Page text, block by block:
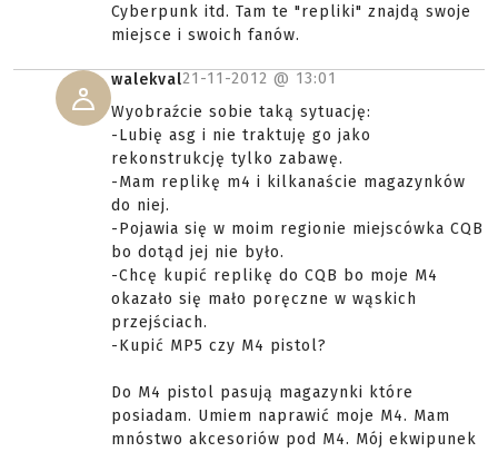
Cyberpunk itd. Tam te "repliki" znajdą swoje
miejsce i swoich fanów.
walekval21-11-2012 @ 13:01
Wyobraźcie sobie taką sytuację:
-Lubię asg i nie traktuję go jako
rekonstrukcję tylko zabawę.
-Mam replikę m4 i kilkanaście magazynków
do niej.
-Pojawia się w moim regionie miejscówka CQB
bo dotąd jej nie było.
-Chcę kupić replikę do CQB bo moje M4
okazało się mało poręczne w wąskich
przejściach.
-Kupić MP5 czy M4 pistol?
Do M4 pistol pasują magazynki które
posiadam. Umiem naprawić moje M4. Mam
mnóstwo akcesoriów pod M4. Mój ekwipunek